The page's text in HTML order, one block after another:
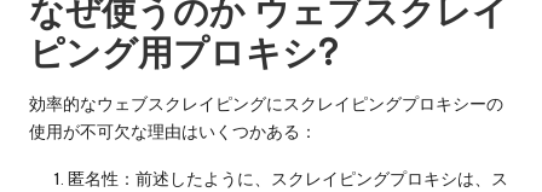
なぜ使うのか ウェブスクレイ
ピング用プロキシ?
効率的なウェブスクレイピングにスクレイピングプロキシーの
使用が不可欠な理由はいくつかある：
匿名性：前述したように、スクレイピングプロキシは、ス